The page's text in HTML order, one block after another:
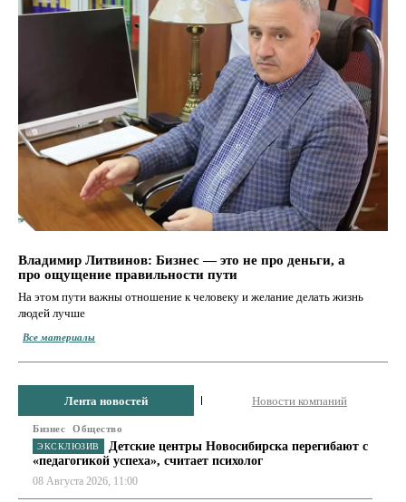
Владимир Литвинов: Бизнес — это не про деньги, а
про ощущение правильности пути
На этом пути важны отношение к человеку и желание делать жизнь
людей лучше
Все материалы
Лента новостей Новости компаний
Бизнес Общество
Детские центры Новосибирска перегибают с
«педагогикой успеха», считает психолог
08 Августа 2026, 11:00